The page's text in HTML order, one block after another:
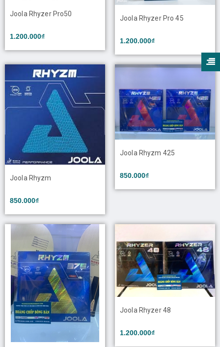
Joola Rhyzer Pro50
1.200.000₫
Joola Rhyzer Pro 45
1.200.000₫
Joola Rhyzm
850.000₫
Joola Rhyzm 425
850.000₫
Joola Rhyzer 48
1.200.000₫